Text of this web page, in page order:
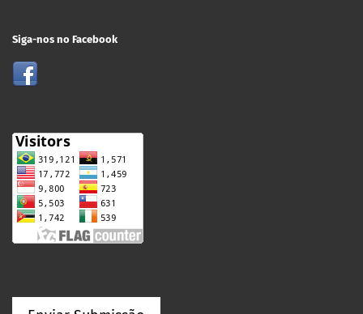
Siga-nos no Facebook